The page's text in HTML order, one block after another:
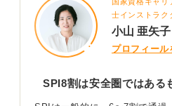
士インストラ
小山 亜矢子
プロフィール
SPI8割は安全圏ではある